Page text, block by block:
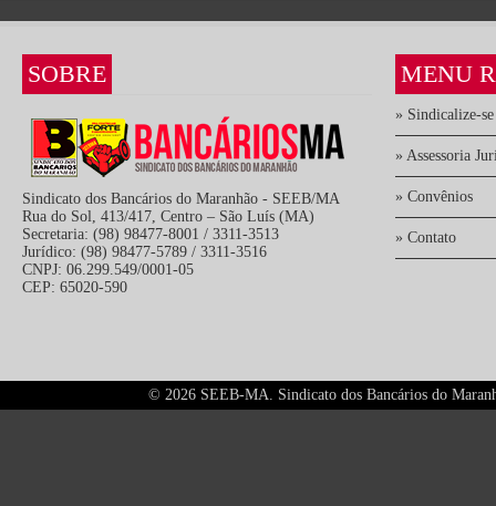
SOBRE
Sindicato dos Bancários do Maranhão - SEEB/MA
Rua do Sol, 413/417, Centro – São Luís (MA)
Secretaria: (98) 98477-8001 / 3311-3513
Jurídico: (98) 98477-5789 / 3311-3516
CNPJ: 06.299.549/0001-05
CEP: 65020-590
MENU
» Sindicalize-se
» Assessoria
» Convênios
» Contato
© 2026 SEEB-MA. Sindicato dos Bancários do